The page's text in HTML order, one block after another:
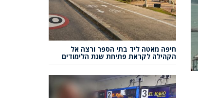
חיפה מאטה ליד בתי הספר ורצה אל
הקהילה לקראת פתיחת שנת הלימודים